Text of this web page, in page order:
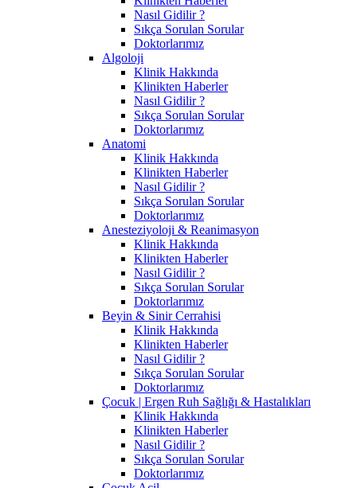
Nasıl Gidilir ?
Sıkça Sorulan Sorular
Doktorlarımız
Algoloji
Klinik Hakkında
Klinikten Haberler
Nasıl Gidilir ?
Sıkça Sorulan Sorular
Doktorlarımız
Anatomi
Klinik Hakkında
Klinikten Haberler
Nasıl Gidilir ?
Sıkça Sorulan Sorular
Doktorlarımız
Anesteziyoloji & Reanimasyon
Klinik Hakkında
Klinikten Haberler
Nasıl Gidilir ?
Sıkça Sorulan Sorular
Doktorlarımız
Beyin & Sinir Cerrahisi
Klinik Hakkında
Klinikten Haberler
Nasıl Gidilir ?
Sıkça Sorulan Sorular
Doktorlarımız
Çocuk | Ergen Ruh Sağlığı & Hastalıkları
Klinik Hakkında
Klinikten Haberler
Nasıl Gidilir ?
Sıkça Sorulan Sorular
Doktorlarımız